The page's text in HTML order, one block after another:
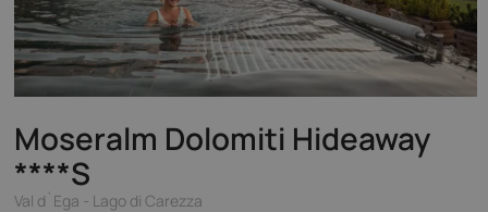
Moseralm Dolomiti Hideaway
****S
Val d`Ega - Lago di Carezza